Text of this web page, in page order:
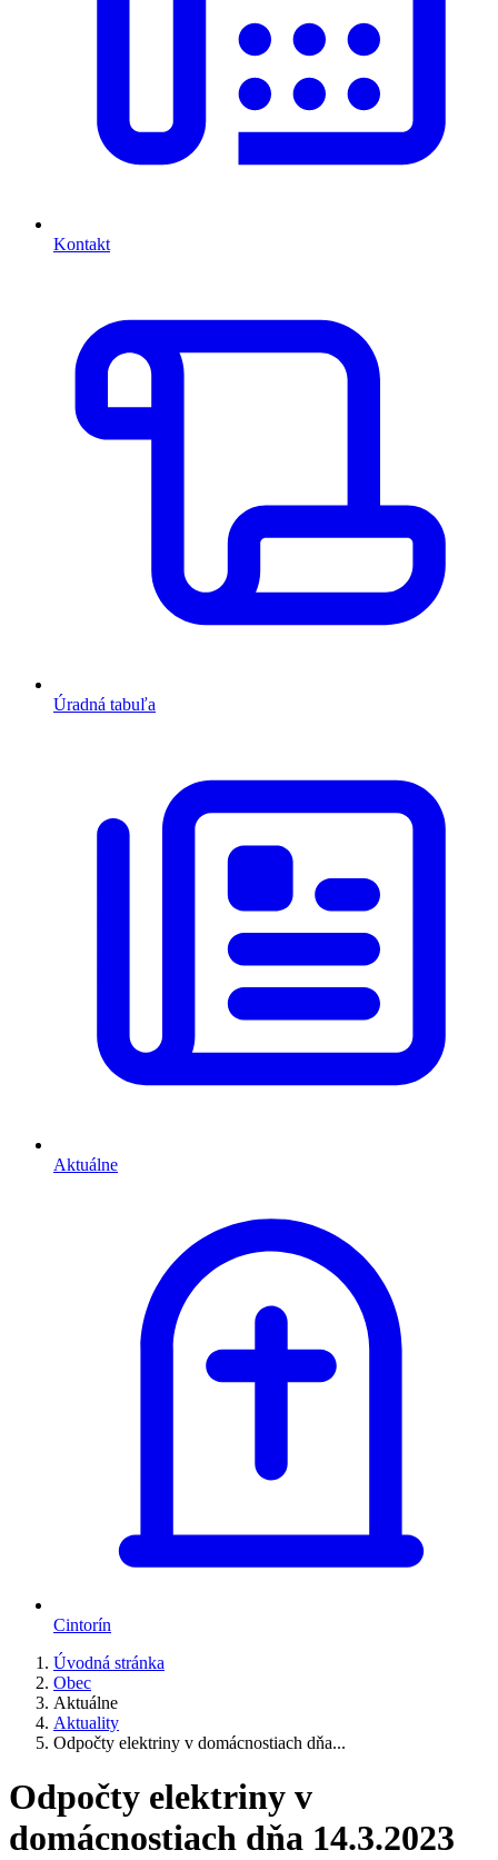
Kontakt
Úradná tabuľa
Aktuálne
Cintorín
Úvodná stránka
Obec
Aktuálne
Aktuality
Odpočty elektriny v domácnostiach dňa...
Odpočty elektriny v
domácnostiach dňa 14.3.2023